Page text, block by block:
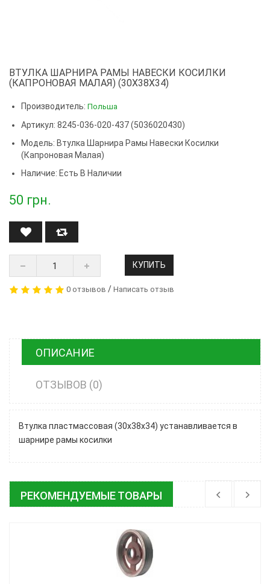
ВТУЛКА ШАРНИРА РАМЫ НАВЕСКИ КОСИЛКИ
(КАПРОНОВАЯ МАЛАЯ) (30Х38Х34)
Производитель: Польша
Артикул: 8245-036-020-437 (5036020430)
Модель: Втулка Шарнира Рамы Навески Косилки
(капроновая Малая)
Наличие: Есть В Наличии
50 грн.
КУПИТЬ
0 отзывов / Написать отзыв
ОПИСАНИЕ
ОТЗЫВОВ (0)
Втулка пластмассовая (30х38х34) устанавливается в
шарнире рамы косилки
РЕКОМЕНДУЕМЫЕ ТОВАРЫ